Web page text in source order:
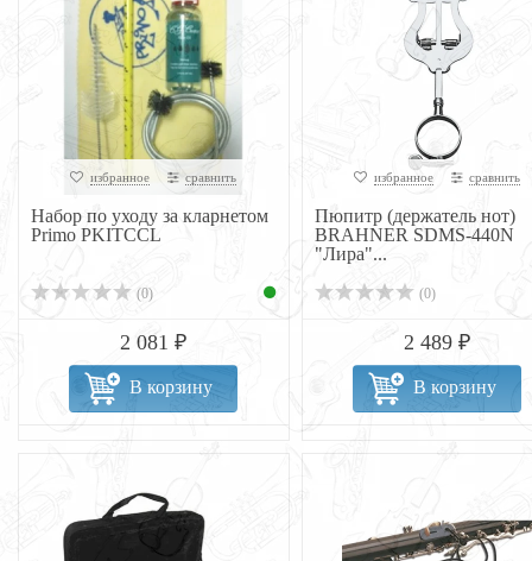
избранное сравнить
Набор по уходу за кларнетом
Primo PKITCCL
(0)
2 081 ₽
В корзину
избранное сравнить
Пюпитр (держатель нот)
BRAHNER SDMS-440N
"Лира"...
(0)
2 489 ₽
В корзину